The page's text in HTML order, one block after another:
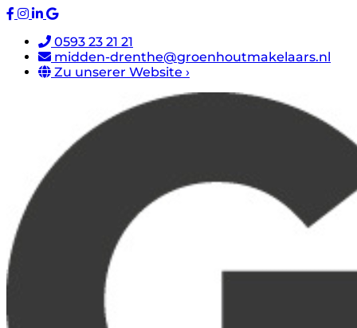
0593 23 21 21
midden-drenthe@groenhoutmakelaars.nl
Zu unserer Website ›